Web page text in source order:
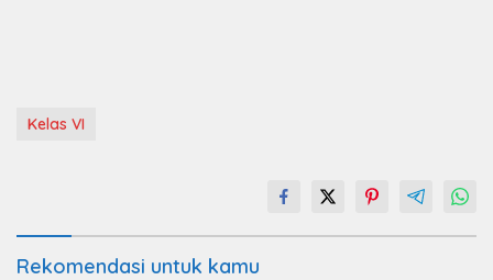
Kelas VI
Rekomendasi untuk kamu